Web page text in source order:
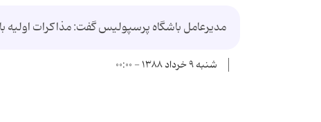
مديرعامل باشگاه پرسپوليس گفت:‌ مذاكرات اوليه
شنبه ۹ خرداد ۱۳۸۸ - ۰۰:۰۰